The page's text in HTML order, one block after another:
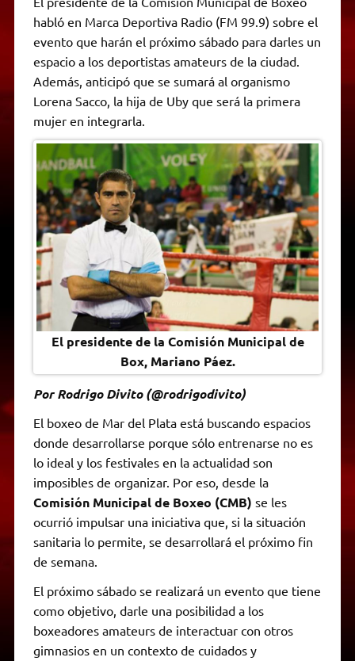
t
s
p
p
e
g
a
m
t
t
r
e
b
o
k
s
e
g
e
y
L
i
n
k
i
l
n
t
r
i
n
d
l
habló en Marca Deportiva Radio (FM 99.9) sobre el
evento que harán el próximo sábado para darles un
espacio a los deportistas amateurs de la ciudad.
Además, anticipó que se sumará al organismo
Lorena Sacco, la hija de Uby que será la primera
mujer en integrarla.
El presidente de la Comisión Municipal de
Box, Mariano Páez.
Por Rodrigo Divito (@rodrigodivito)
El boxeo de Mar del Plata está buscando espacios
donde desarrollarse porque sólo entrenarse no es
lo ideal y los festivales en la actualidad son
imposibles de organizar. Por eso, desde la
Comisión Municipal de Boxeo (CMB) se les
ocurrió impulsar una iniciativa que, si la situación
sanitaria lo permite, se desarrollará el próximo fin
de semana.
El próximo sábado se realizará un evento que tiene
como objetivo, darle una posibilidad a los
boxeadores amateurs de interactuar con otros
gimnasios en un contexto de cuidados y